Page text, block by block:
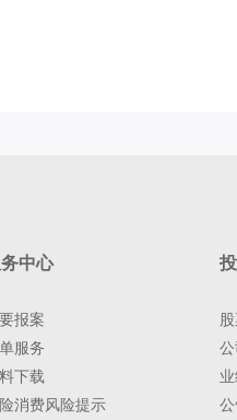
中心
报案
服务
下载
消费风险提示